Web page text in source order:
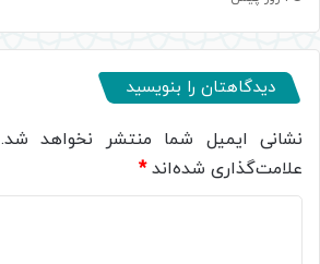
دیدگاهتان را بنویسید
نشانی ایمیل شما منتشر نخواهد شد.
علامت‌گذاری شده‌اند*